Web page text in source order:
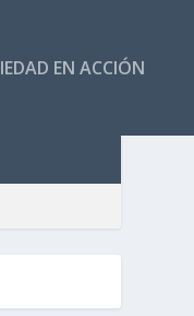
EN ACCIÓN